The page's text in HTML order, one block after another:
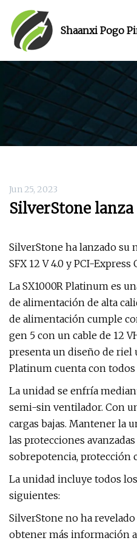
Shaanxi Pogo
Jun 25, 2023
SilverStone
SilverStone ha lanzado su
SFX 12 V 4.0 y PCI-Express
La SX1000R Platinum es
de alimentación de alta
de alimentación cumple
gen 5 con un cable de 12
presenta un diseño de riel
Platinum cuenta con
La unidad se enfría
semi-sin ventilador. Con
cargas bajas. Mantener la
las protecciones
sobrepotencia, protección
La unidad incluye todos
siguientes:
SilverStone no ha
obtener más información